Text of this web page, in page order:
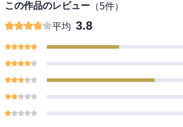
この作品のレビュー （5件）
平均 3.8